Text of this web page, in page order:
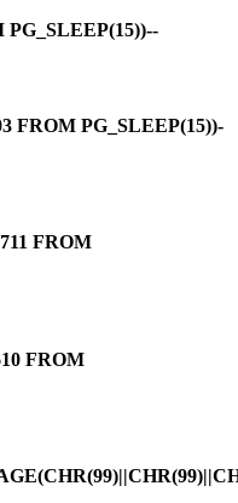
PG_SLEEP(15))--
FROM PG_SLEEP(15))-
FROM
FROM